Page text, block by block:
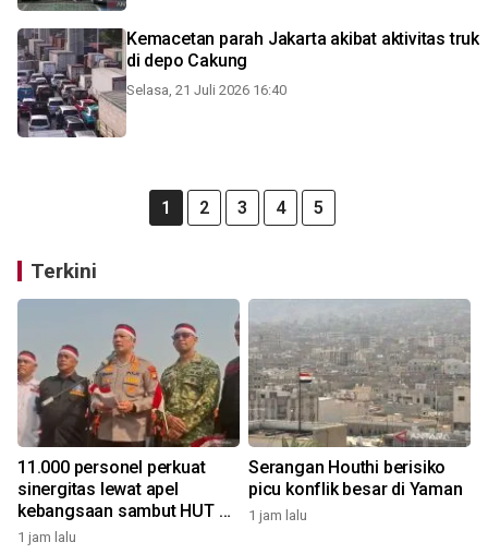
Kemacetan parah Jakarta akibat aktivitas truk
di depo Cakung
Selasa, 21 Juli 2026 16:40
1 2 3 4 5
Terkini
11.000 personel perkuat
sinergitas lewat apel
kebangsaan sambut HUT RI
di kawasan Monas
1 jam lalu
Serangan Houthi berisiko
picu konflik besar di Yaman
1 jam lalu